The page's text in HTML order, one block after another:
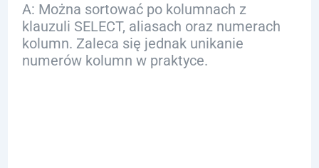
A: Można sortować po kolumnach z
klauzuli SELECT, aliasach oraz numerach
kolumn. Zaleca się jednak unikanie
numerów kolumn w praktyce.